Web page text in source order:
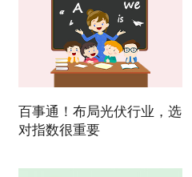
百事通！布局光伏行业，选
对指数很重要